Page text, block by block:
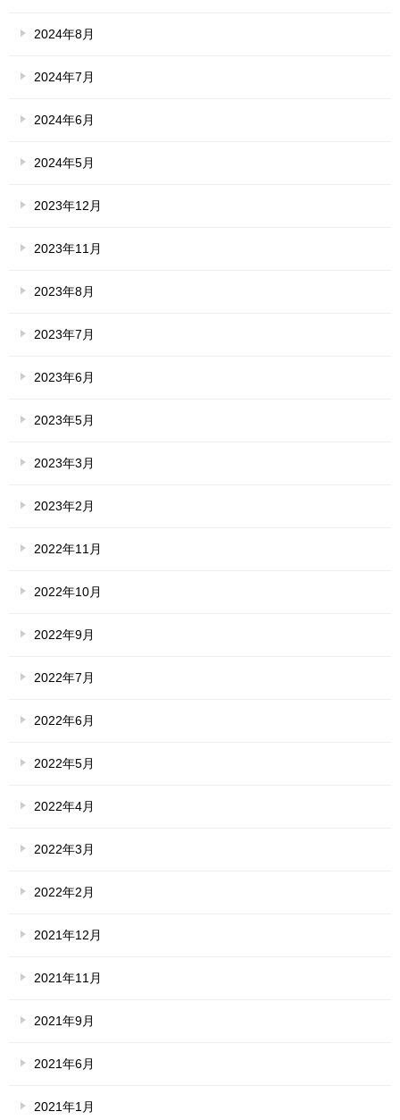
2024年8月
2024年7月
2024年6月
2024年5月
2023年12月
2023年11月
2023年8月
2023年7月
2023年6月
2023年5月
2023年3月
2023年2月
2022年11月
2022年10月
2022年9月
2022年7月
2022年6月
2022年5月
2022年4月
2022年3月
2022年2月
2021年12月
2021年11月
2021年9月
2021年6月
2021年1月